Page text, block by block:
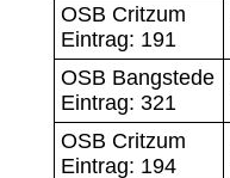
OSB Critzum
Eintrag: 191
OSB Bangstede
Eintrag: 321
OSB Critzum
Eintrag: 194